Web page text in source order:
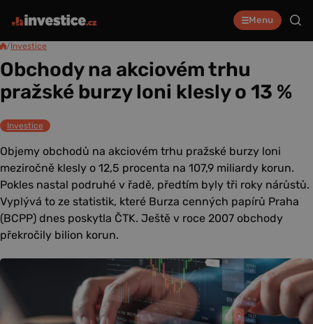
Menu
/Investice
Obchody na akciovém trhu
pražské burzy loni klesly o 13 %
Investice
Objemy obchodů na akciovém trhu pražské burzy loni
meziročně klesly o 12,5 procenta na 107,9 miliardy korun.
Pokles nastal podruhé v řadě, předtím byly tři roky nárůstů.
Vyplývá to ze statistik, které Burza cenných papírů Praha
(BCPP) dnes poskytla ČTK. Ještě v roce 2007 obchody
překročily bilion korun.